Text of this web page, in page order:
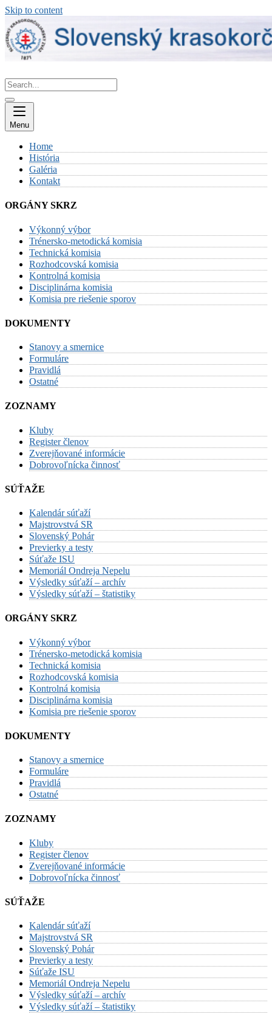
Skip to content
Menu
Home
História
Galéria
Kontakt
ORGÁNY SKRZ
Výkonný výbor
Trénersko-metodická komisia
Technická komisia
Rozhodcovská komisia
Kontrolná komisia
Disciplinárna komisia
Komisia pre riešenie sporov
DOKUMENTY
Stanovy a smernice
Formuláre
Pravidlá
Ostatné
ZOZNAMY
Kluby
Register členov
Zverejňované informácie
Dobrovoľnícka činnosť
SÚŤAŽE
Kalendár súťaží
Majstrovstvá SR
Slovenský Pohár
Previerky a testy
Súťaže ISU
Memoriál Ondreja Nepelu
Výsledky súťaží – archív
Výsledky súťaží – štatistiky
ORGÁNY SKRZ
Výkonný výbor
Trénersko-metodická komisia
Technická komisia
Rozhodcovská komisia
Kontrolná komisia
Disciplinárna komisia
Komisia pre riešenie sporov
DOKUMENTY
Stanovy a smernice
Formuláre
Pravidlá
Ostatné
ZOZNAMY
Kluby
Register členov
Zverejňované informácie
Dobrovoľnícka činnosť
SÚŤAŽE
Kalendár súťaží
Majstrovstvá SR
Slovenský Pohár
Previerky a testy
Súťaže ISU
Memoriál Ondreja Nepelu
Výsledky súťaží – archív
Výsledky súťaží – štatistiky